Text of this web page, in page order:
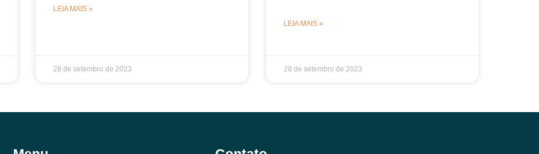
LEIA MAIS »
28 de setembro de 2023
LEIA MAIS »
28 de setembro de 2023